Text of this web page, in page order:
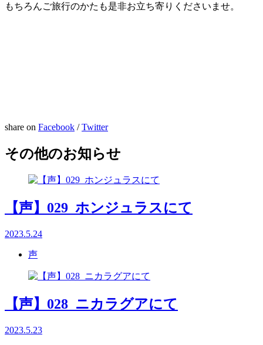
もちろんご旅行のかたも是非お立ち寄りくださいませ。
share on Facebook /Twitter
その他のお知らせ
【声】029_ホンジュラスにて
2023.5.24
声
【声】028_ニカラグアにて
2023.5.23